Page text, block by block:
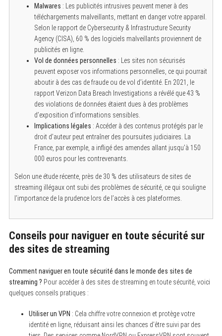
Malwares : Les publicités intrusives peuvent mener à des
téléchargements malveillants, mettant en danger votre appareil.
Selon le rapport de Cybersecurity & Infrastructure Security
Agency (CISA), 60 % des logiciels malveillants proviennent de
publicités en ligne.
Vol de données personnelles : Les sites non sécurisés
peuvent exposer vos informations personnelles, ce qui pourrait
aboutir à des cas de fraude ou de vol d’identité. En 2021, le
rapport Verizon Data Breach Investigations a révélé que 43 %
des violations de données étaient dues à des problèmes
d’exposition d’informations sensibles.
Implications légales : Accéder à des contenus protégés par le
droit d’auteur peut entraîner des poursuites judiciaires. La
France, par exemple, a infligé des amendes allant jusqu’à 150
000 euros pour les contrevenants.
Selon une étude récente, près de 30 % des utilisateurs de sites de
streaming illégaux ont subi des problèmes de sécurité, ce qui souligne
l’importance de la prudence lors de l’accès à ces plateformes.
Conseils pour naviguer en toute sécurité sur
des sites de streaming
Comment naviguer en toute sécurité dans le monde des sites de
streaming ? Pour accéder à des sites de streaming en toute sécurité, voici
quelques conseils pratiques :
Utiliser un VPN : Cela chiffre votre connexion et protège votre
identité en ligne, réduisant ainsi les chances d’être suivi par des
e
a
h
f